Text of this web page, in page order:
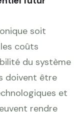
soit
coûts
du système
doivent être
et
rendre